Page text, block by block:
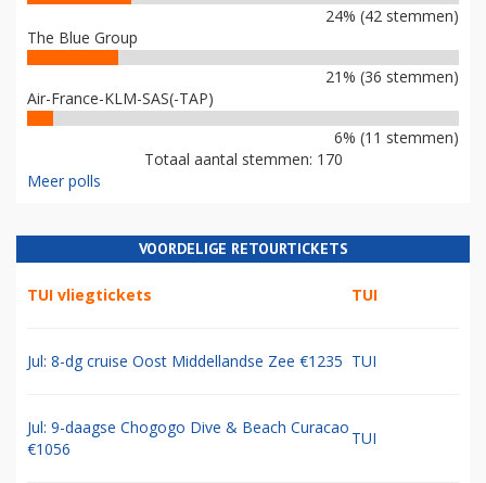
24% (42 stemmen)
The Blue Group
21% (36 stemmen)
Air-France-KLM-SAS(-TAP)
6% (11 stemmen)
Totaal aantal stemmen: 170
Meer polls
VOORDELIGE RETOURTICKETS
TUI vliegtickets TUI
Jul: 8-dg cruise Oost Middellandse Zee €1235 TUI
Jul: 9-daagse Chogogo Dive & Beach Curacao
€1056
TUI